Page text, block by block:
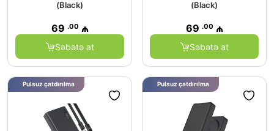
(Black)
69 .00 ₼
Səbətə at
(Black)
69 .00 ₼
Səbətə at
Pulsuz çatdırılma Pulsuz çatdırılma